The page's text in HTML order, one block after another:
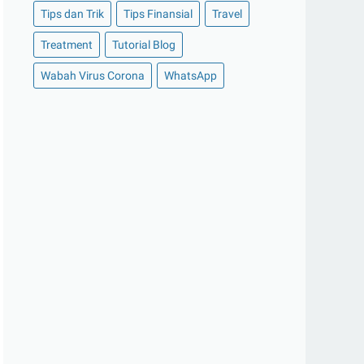
►Oktober 2020 (11)
►September 2020(8)
►Agustus 2020
(13)
Tips dan Trik Tips Finansial Travel
Treatment Tutorial Blog
Wabah Virus Corona WhatsApp